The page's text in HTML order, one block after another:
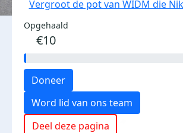
Vergroot de pot van WIDM die
Opgehaald
€10
Doneer
Word lid van ons team
Deel deze pagina